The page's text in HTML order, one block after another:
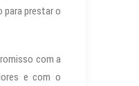
para prestar o
com a
e com o